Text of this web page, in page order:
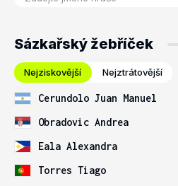
Sázkařský žebříček
Nejziskovější Nejztrátovější
Cerundolo Juan Manuel
Obradovic Andrea
Eala Alexandra
Torres Tiago